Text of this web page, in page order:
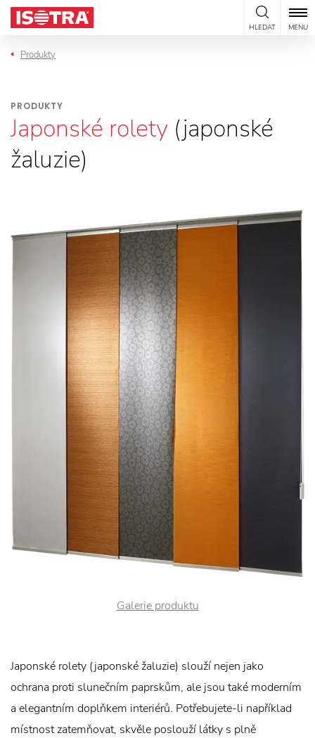
Přeskočit na obsah
HLEDAT MENU
Produkty
PRODUKTY
Japonské rolety (japonské
žaluzie)
Galerie produktu
Japonské rolety (japonské žaluzie) slouží nejen jako
ochrana proti slunečním paprskům, ale jsou také moderním
a elegantním doplňkem interiérů. Potřebujete-li například
místnost zatemňovat, skvěle poslouží látky s plně